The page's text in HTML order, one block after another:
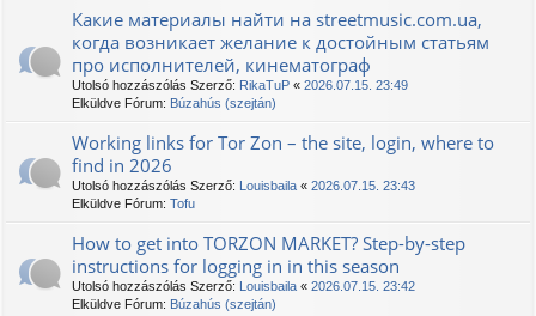
Какие материалы найти на streetmusic.com.ua,
когда возникает желание к достойным статьям
про исполнителей, кинематограф
Utolsó hozzászólás Szerző: RikaTuP « 2026.07.15. 23:49
Elküldve Fórum: Búzahús (szejtán)
Working links for Tor Zon – the site, login, where to
find in 2026
Utolsó hozzászólás Szerző: Louisbaila « 2026.07.15. 23:43
Elküldve Fórum: Tofu
How to get into TORZON MARKET? Step-by-step
instructions for logging in in this season
Utolsó hozzászólás Szerző: Louisbaila « 2026.07.15. 23:42
Elküldve Fórum: Búzahús (szejtán)